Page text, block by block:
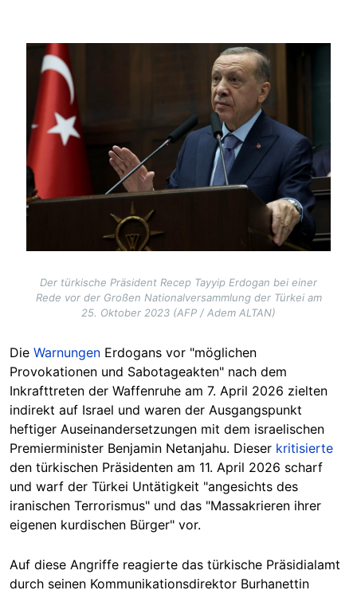
Image
Der türkische Präsident Recep Tayyip Erdogan bei einer
Rede vor der Großen Nationalversammlung der Türkei am
25. Oktober 2023 (AFP / Adem ALTAN)
Die Warnungen Erdogans vor "möglichen
Provokationen und Sabotageakten" nach dem
Inkrafttreten der Waffenruhe am 7. April 2026 zielten
indirekt auf Israel und waren der Ausgangspunkt
heftiger Auseinandersetzungen mit dem israelischen
Premierminister Benjamin Netanjahu. Dieser kritisierte
den türkischen Präsidenten am 11. April 2026 scharf
und warf der Türkei Untätigkeit "angesichts des
iranischen Terrorismus" und das "Massakrieren ihrer
eigenen kurdischen Bürger" vor.
Auf diese Angriffe reagierte das türkische Präsidialamt
durch seinen Kommunikationsdirektor Burhanettin